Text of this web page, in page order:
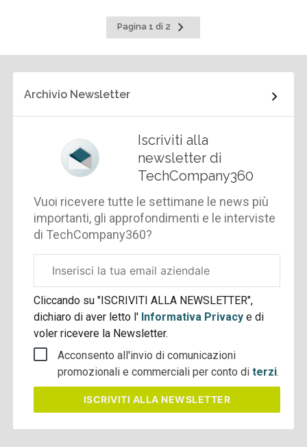
Pagina 1 di 2
Pagina
successiva
Archivio Newsletter
Iscriviti alla
newsletter di
TechCompany360
Vuoi ricevere tutte le settimane le news più
importanti, gli approfondimenti e le interviste
di TechCompany360?
aziendale
Cliccando su "ISCRIVITI ALLA NEWSLETTER",
dichiaro di aver letto l' Informativa Privacye di
voler ricevere la Newsletter.
Acconsento all'invio di comunicazioni
promozionali e commerciali per conto diterzi.
ISCRIVITI ALLA NEWSLETTER